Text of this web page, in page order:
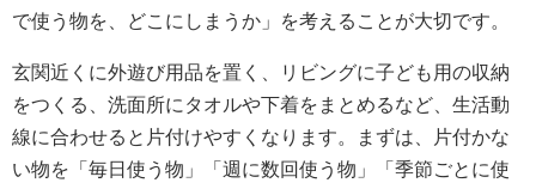
で使う物を、どこにしまうか」を考えることが大切です。
玄関近くに外遊び用品を置く、リビングに子ども用の収納
をつくる、洗面所にタオルや下着をまとめるなど、生活動
線に合わせると片付けやすくなります。まずは、片付かな
い物を「毎日使う物」「週に数回使う物」「季節ごとに使